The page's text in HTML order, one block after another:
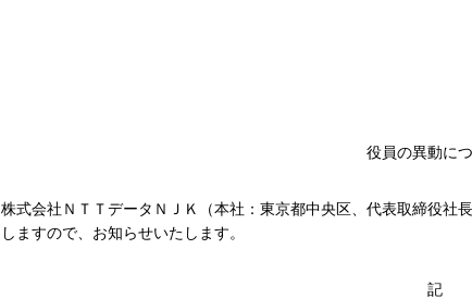
役員の異動に
株式会社ＮＴＴデータＮＪＫ（本社：東京都中央区、代表取締役
しますので、お知らせいたします。
記